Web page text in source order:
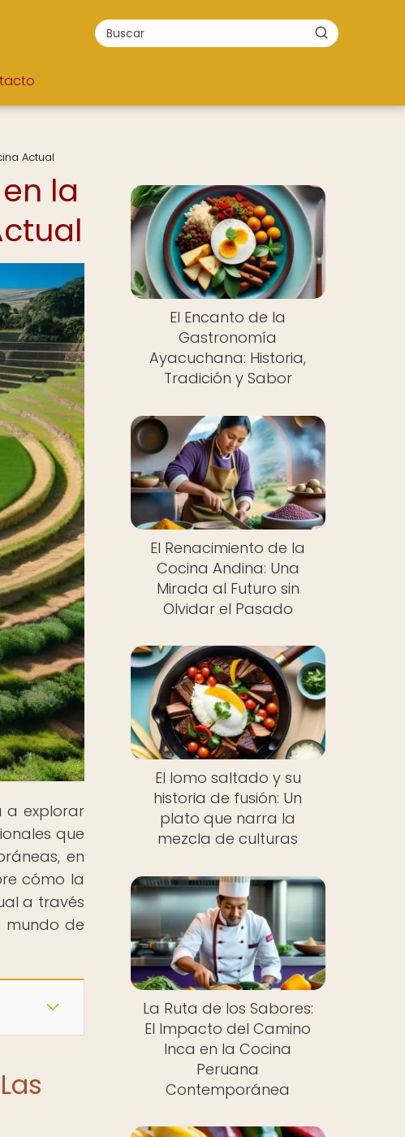
Actual
la
a explorar
que
en
cómo la
a través
mundo de
El Encanto de la
Gastronomía
Ayacuchana: Historia,
Tradición y Sabor
El Renacimiento de la
Cocina Andina: Una
Mirada al Futuro sin
Olvidar el Pasado
El lomo saltado y su
historia de fusión: Un
plato que narra la
mezcla de culturas
La Ruta de los Sabores:
El Impacto del Camino
Inca en la Cocina
Peruana
Contemporánea